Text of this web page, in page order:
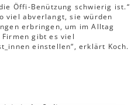
Öffi-Benützung schwierig ist.“
viel abverlangt, sie würden
erbringen, um im Alltag
gibt es viel
einstellen“, erklärt Koch.